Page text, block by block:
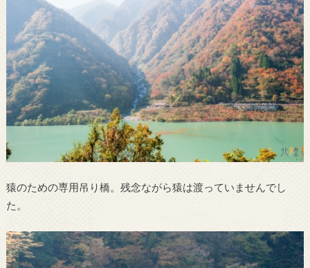
猿のための専用吊り橋。残念ながら猿は渡っていませんでし
た。